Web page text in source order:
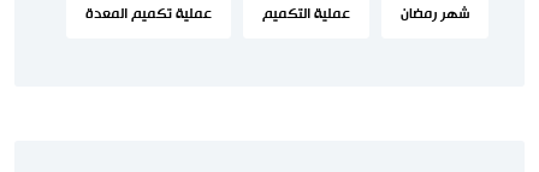
شهر رمضان عملية التكميم عملية تكميم المعدة